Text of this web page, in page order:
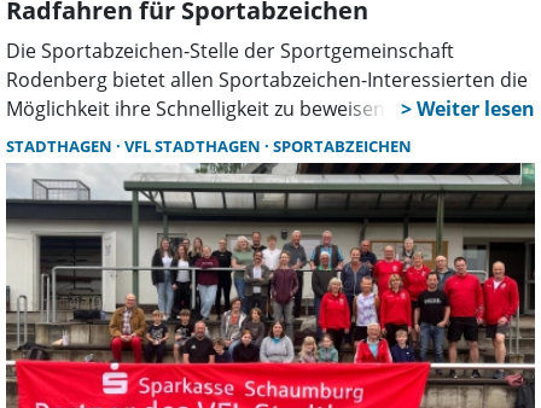
Radfahren für Sportabzeichen
Die Sportabzeichen-Stelle der Sportgemeinschaft
Rodenberg bietet allen Sportabzeichen-Interessierten die
Möglichkeit ihre Schnelligkeit zu beweisen.
STADTHAGEN VFL STADTHAGEN SPORTABZEICHEN